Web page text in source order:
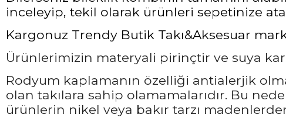
inceleyip, tekil olarak ürünleri sepetinize
Kargonuz Trendy Butik Takı&Aksesuar
Ürünlerimizin materyali pirinçtir ve suya
Rodyum kaplamanın özelliği antialerjik
olan takılara sahip olamamalarıdır. Bu
ürünlerin nikel veya bakır tarzı